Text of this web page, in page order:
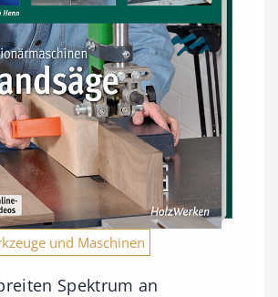
und Maschinen
Spektrum an